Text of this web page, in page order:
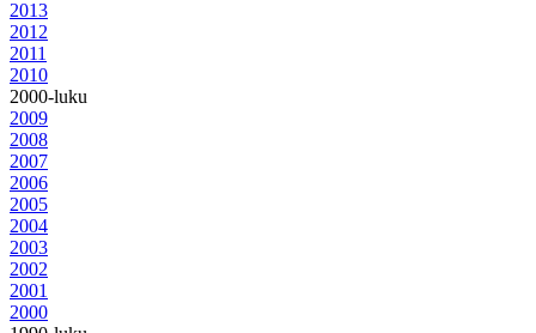
2013
2012
2011
2010
2000-luku
2009
2008
2007
2006
2005
2004
2003
2002
2001
2000